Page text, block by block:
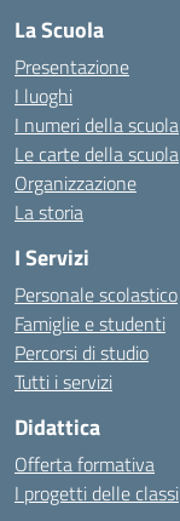
La Scuola
Presentazione
I luoghi
I numeri della scuola
Le carte della scuola
Organizzazione
La storia
I Servizi
Personale scolastico
Famiglie e studenti
Percorsi di studio
Tutti i servizi
Didattica
Offerta formativa
I progetti delle classi